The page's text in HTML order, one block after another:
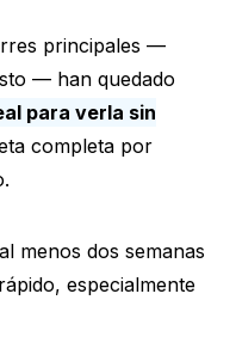
principales —
— han quedado
para verla sin
completa por
menos dos semanas
especialmente